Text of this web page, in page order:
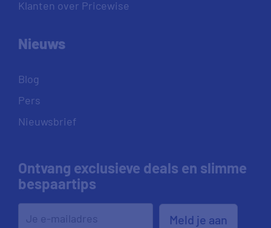
Klanten over Pricewise
Nieuws
Blog
Pers
Nieuwsbrief
Ontvang exclusieve deals en slimme
bespaartips
Meld je aan